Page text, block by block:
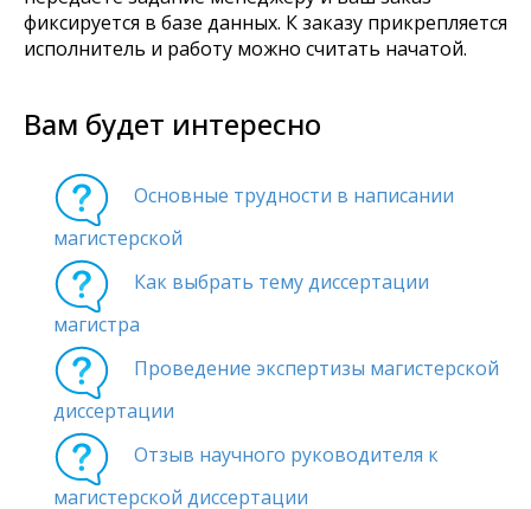
фиксируется в базе данных. К заказу прикрепляется
исполнитель и работу можно считать начатой.
Вам будет интересно
Основные трудности в написании
магистерской
Как выбрать тему диссертации
магистра
Проведение экспертизы магистерской
диссертации
Отзыв научного руководителя к
магистерской диссертации